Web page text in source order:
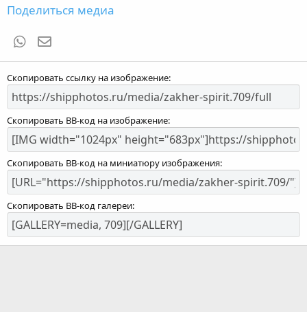
Поделиться медиа
WhatsApp
Скопировать ссылку на изображение
Скопировать BB-код на изображение
Скопировать BB-код на миниатюру изображения
Скопировать BB-код галереи